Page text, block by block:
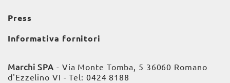
Press
Informativa fornitori
Marchi SPA - Via Monte Tomba, 5 36060 Romano
d'Ezzelino VI - Tel: 0424 8188